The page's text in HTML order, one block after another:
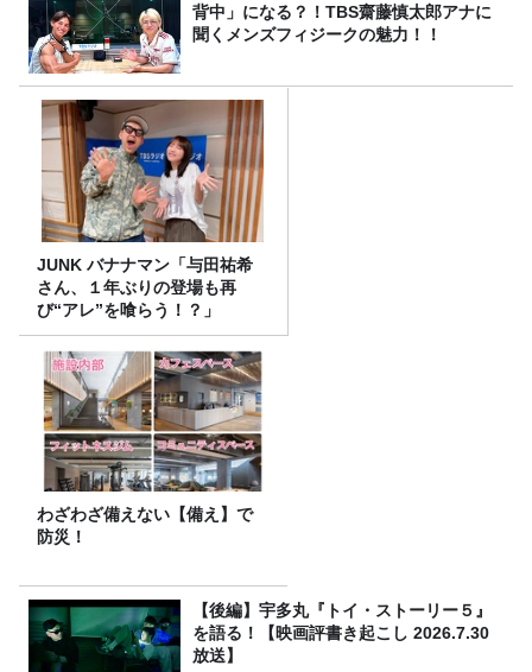
背中」になる？！TBS齋藤慎太郎アナに
聞くメンズフィジークの魅力！！
JUNK バナナマン「与田祐希
さん、１年ぶりの登場も再
び“アレ”を喰らう！？」
わざわざ備えない【備え】で
防災！
【後編】宇多丸『トイ・ストーリー５』
を語る！【映画評書き起こし 2026.7.30
放送】